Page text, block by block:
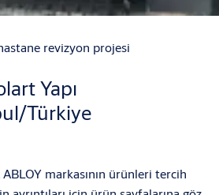
revizyon projesi
Yapı
Türkiye
markasının ürünleri tercih